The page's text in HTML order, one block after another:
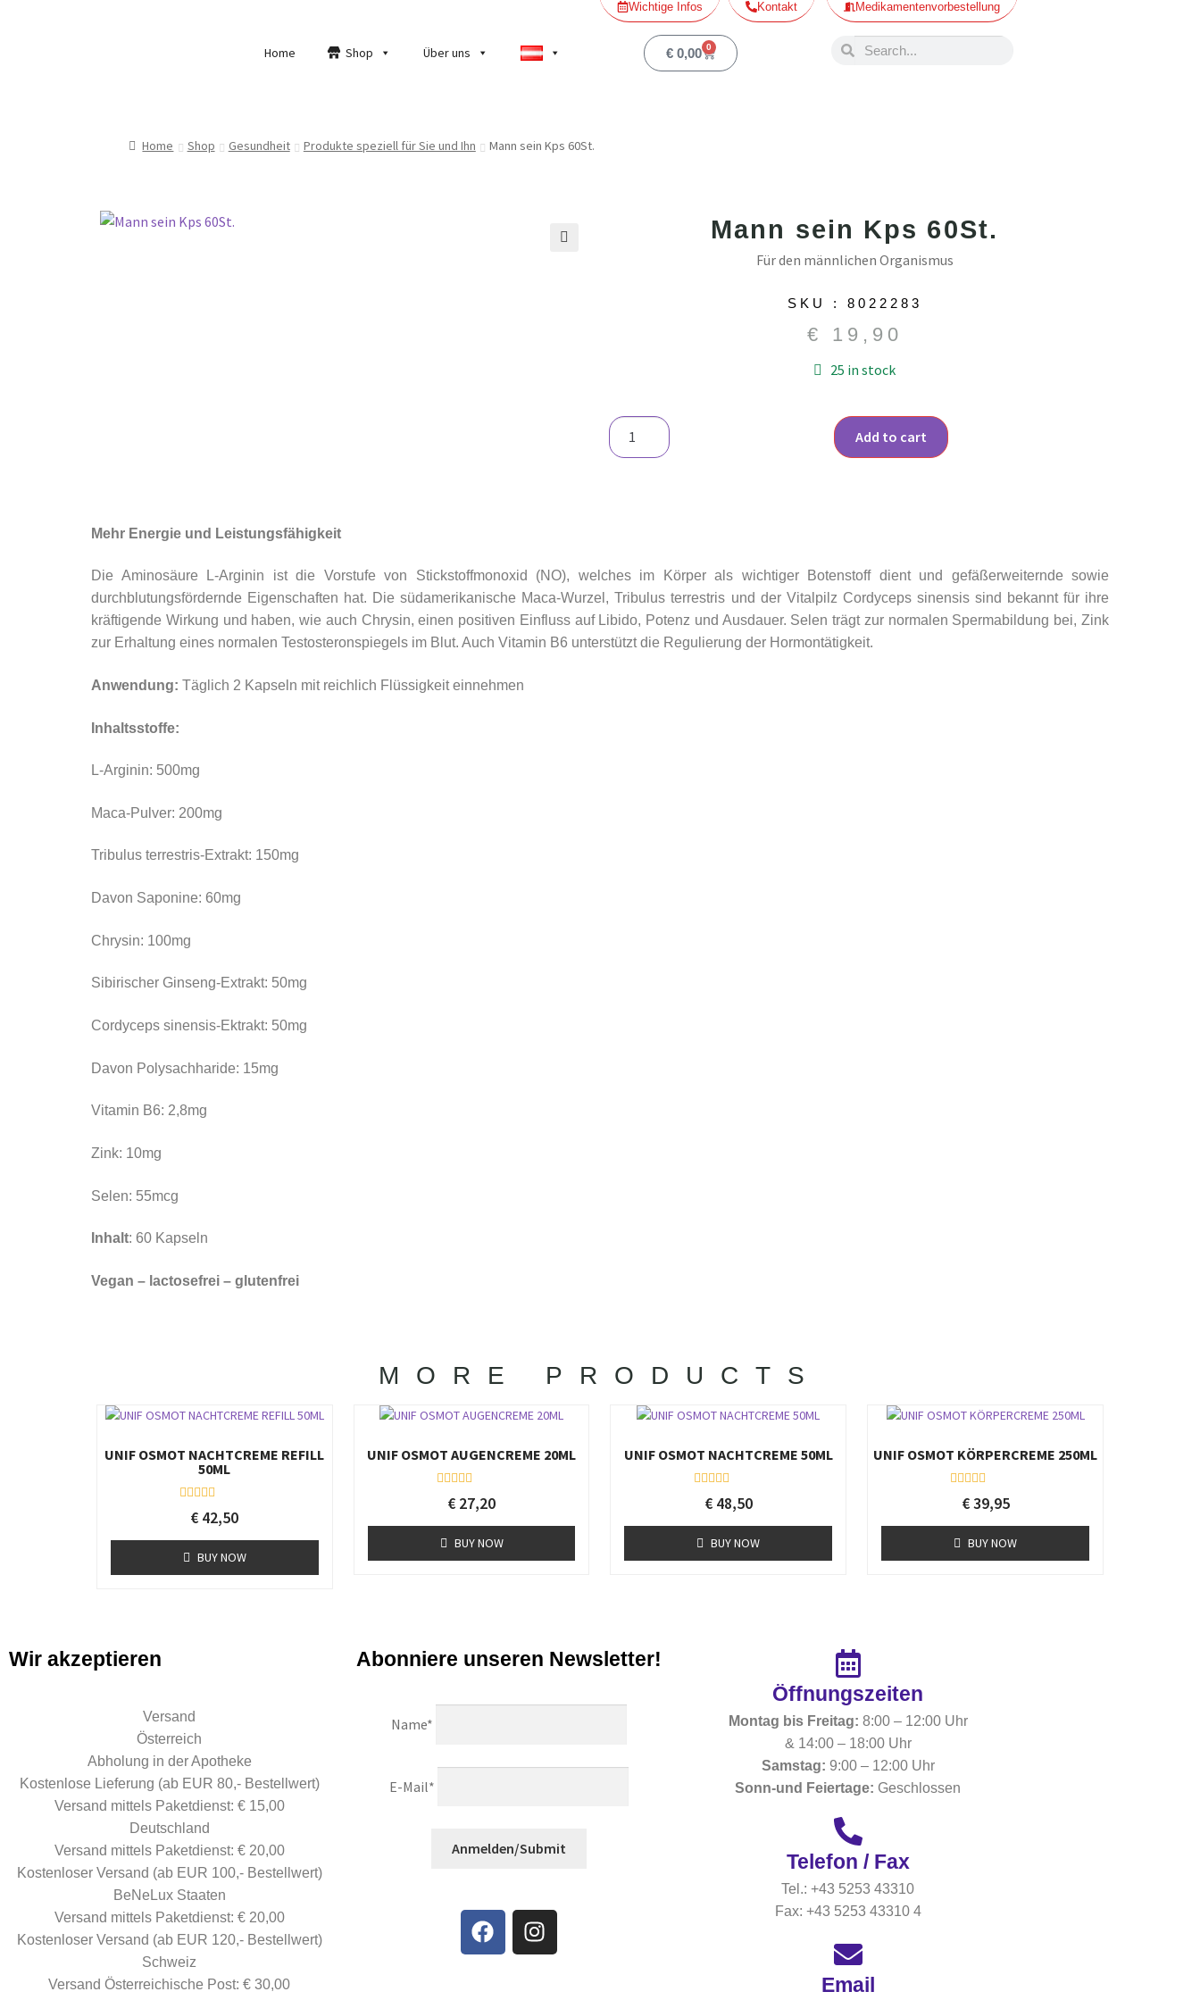
Home Shop Über uns €0,00 0
Kontakt
Wichtige Infos Medikamentenvorbestellung
Home Shop Gesundheit Produkte speziell für Sie und Ihn Mann sein Kps 60St.
Mann sein Kps 60St.
Für den männlichen Organismus
SKU : 8022283
€ 19,90
25 in stock
Add to cart
Mehr Energie und Leistungsfähigkeit
Die Aminosäure L-Arginin ist die Vorstufe von Stickstoffmonoxid (NO), welches im Körper als wichtiger Botenstoff dient und gefäßerweiternde sowie
durchblutungsfördernde Eigenschaften hat. Die südamerikanische Maca-Wurzel, Tribulus terrestris und der Vitalpilz Cordyceps sinensis sind bekannt für ihre
kräftigende Wirkung und haben, wie auch Chrysin, einen positiven Einfluss auf Libido, Potenz und Ausdauer. Selen trägt zur normalen Spermabildung bei, Zink
zur Erhaltung eines normalen Testosteronspiegels im Blut. Auch Vitamin B6 unterstützt die Regulierung der Hormontätigkeit.
Anwendung: Täglich 2 Kapseln mit reichlich Flüssigkeit einnehmen
Inhaltsstoffe:
L-Arginin: 500mg
Maca-Pulver: 200mg
Tribulus terrestris-Extrakt: 150mg
Davon Saponine: 60mg
Chrysin: 100mg
Sibirischer Ginseng-Extrakt: 50mg
Cordyceps sinensis-Ektrakt: 50mg
Davon Polysachharide: 15mg
Vitamin B6: 2,8mg
Zink: 10mg
Selen: 55mcg
Inhalt: 60 Kapseln
Vegan – lactosefrei – glutenfrei
MORE PRODUCTS
UNIF OSMOT NACHTCREME REFILL
50ML
d
0
€ 42,50
BUY NOW
UNIF OSMOT AUGENCREME 20ML
d
0
€ 27,20
BUY NOW
UNIF OSMOT NACHTCREME 50ML
d
0
€48,50
BUY NOW
UNIF OSMOT KÖRPERCREME 250ML
d
0
€39,95
BUY NOW
Wir akzeptieren
Versand
Österreich
Abholung in der Apotheke
Kostenlose Lieferung (ab EUR 80,- Bestellwert)
Versand mittels Paketdienst: € 15,00
Deutschland
Versand mittels Paketdienst: € 20,00
Kostenloser Versand (ab EUR 100,- Bestellwert)
BeNeLux Staaten
Versand mittels Paketdienst: € 20,00
Kostenloser Versand (ab EUR 120,- Bestellwert)
Schweiz
Versand Österreichische Post: € 30,00
Abonniere unseren Newsletter!
Name*
E-Mail*
Anmelden/Submit
Öffnungszeiten​
Montag bis Freitag: 8:00 – 12:00 Uhr
& 14:00 – 18:00 Uhr
Samstag: 9:00 – 12:00 Uhr
Sonn-und Feiertage: Geschlossen
Telefon / Fax
Tel.: +43 5253 43310
Fax: +43 5253 43310 4
Email